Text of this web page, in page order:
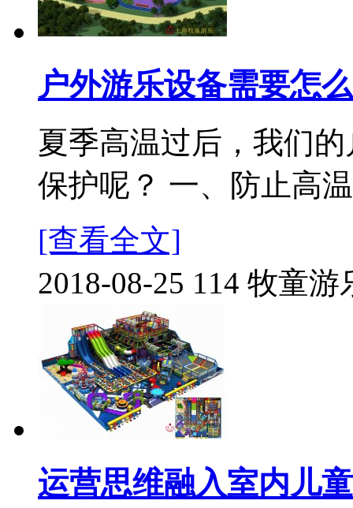
户外游乐设备需要怎
夏季高温过后，我们
保护呢？ 一、防止高
[查看全文]
2018-08-25 114 牧童游
运营思维融入室内儿